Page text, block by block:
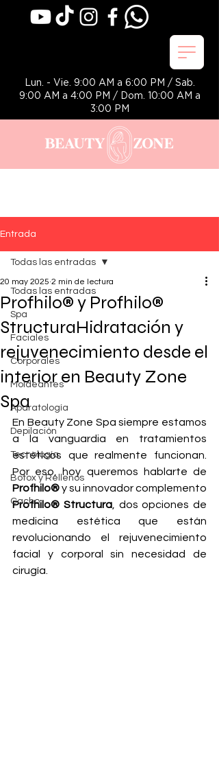
Lun. - Vie. 9:00 AM a 6:00 PM / Sab.
9:00 AM a 4:00 PM / Dom. 10:00 AM a
3:00 PM
Entrada
Todas las entradas
Spa
Faciales
Corporales
Moldeantes
Aparatología
Depilación
Tecnología
Botox y Rellenos
Cacho
Todas las entradas
Profhilo® y Profhilo®
StructuraHidratación y
rejuvenecimiento desde el
interior en Beauty Zone
Spa
20 may 2025 2 min de lectura
En Beauty Zone Spa siempre estamos
a la vanguardia en tratamientos
estéticos que realmente funcionan.
Profhilo®
Profhilo® Structura, dos opciones de
medicina estética que están
revolucionando el rejuvenecimiento
facial y corporal sin necesidad de
cirugía.